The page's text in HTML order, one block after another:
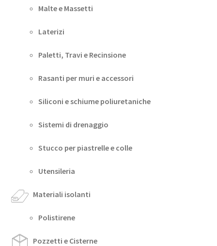
Malte e Massetti
Laterizi
Paletti, Travi e Recinsione
Rasanti per muri e accessori
Siliconi e schiume poliuretaniche
Sistemi di drenaggio
Stucco per piastrelle e colle
Utensileria
Materiali isolanti
Polistirene
Pozzetti e Cisterne